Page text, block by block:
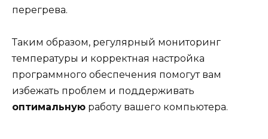
перегрева.
Таким образом, регулярный мониторинг
температуры и корректная настройка
программного обеспечения помогут вам
избежать проблем и поддерживать
оптимальную работу вашего компьютера.